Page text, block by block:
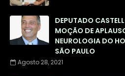
DEPUTADO
MOÇÃO DE
NEUROLOGIA DO
SÃO PAULO
Agosto 28, 2021